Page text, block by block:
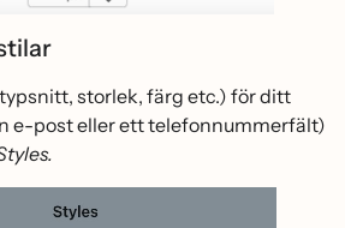
storlek, färg etc.) för ditt
e-post eller ett telefonnummerfält)